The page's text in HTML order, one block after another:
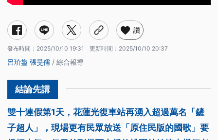
讚
發布時間： 2025/10/10 19:31 更新時間： 2025/10/10 20:37
呂玠鋆 張旻儒 / 綜合報導
雙十連假第1天，花蓮光復車站再湧入超過萬名「鏟
子超人」，現場更有民眾放送「原住民版的國歌」要